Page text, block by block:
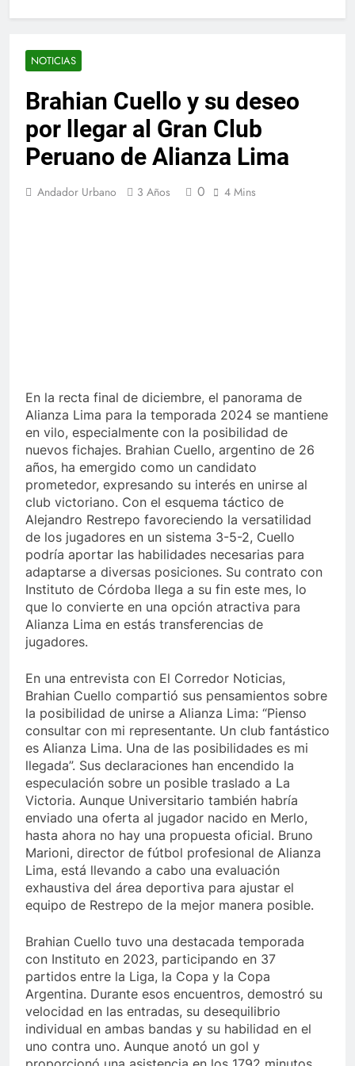
NOTICIAS
Brahian Cuello y su deseo
por llegar al Gran Club
Peruano de Alianza Lima
Andador Urbano 3 Años 0 4 Mins
En la recta final de diciembre, el panorama de
Alianza Lima para la temporada 2024 se mantiene
en vilo, especialmente con la posibilidad de
nuevos fichajes. Brahian Cuello, argentino de 26
años, ha emergido como un candidato
prometedor, expresando su interés en unirse al
club victoriano. Con el esquema táctico de
Alejandro Restrepo favoreciendo la versatilidad
de los jugadores en un sistema 3-5-2, Cuello
podría aportar las habilidades necesarias para
adaptarse a diversas posiciones. Su contrato con
Instituto de Córdoba llega a su fin este mes, lo
que lo convierte en una opción atractiva para
Alianza Lima en estás transferencias de
jugadores.
En una entrevista con El Corredor Noticias,
Brahian Cuello compartió sus pensamientos sobre
la posibilidad de unirse a Alianza Lima: “Pienso
consultar con mi representante. Un club fantástico
es Alianza Lima. Una de las posibilidades es mi
llegada”. Sus declaraciones han encendido la
especulación sobre un posible traslado a La
Victoria. Aunque Universitario también habría
enviado una oferta al jugador nacido en Merlo,
hasta ahora no hay una propuesta oficial. Bruno
Marioni, director de fútbol profesional de Alianza
Lima, está llevando a cabo una evaluación
exhaustiva del área deportiva para ajustar el
equipo de Restrepo de la mejor manera posible.
Brahian Cuello tuvo una destacada temporada
con Instituto en 2023, participando en 37
partidos entre la Liga, la Copa y la Copa
Argentina. Durante esos encuentros, demostró su
velocidad en las entradas, su desequilibrio
individual en ambas bandas y su habilidad en el
uno contra uno. Aunque anotó un gol y